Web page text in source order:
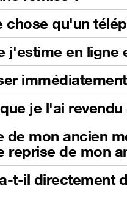
chose qu'un
j'estime en
je l'ai revendu
mon ancien
reprise de mon
t-il directement